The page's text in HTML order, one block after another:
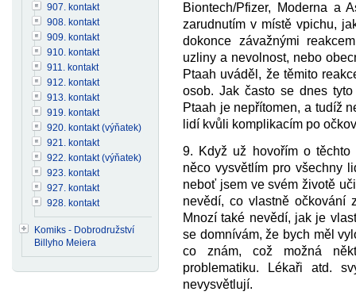
Biontech/Pfizer, Moderna a
zarudnutím v místě vpichu,
dokonce závažnými
uzliny a nevolnost, nebo
Ptaah uváděl, že těmito
osob. Jak často se dnes
Ptaah je nepřítomen, a tudíž
lidí kvůli komplikacím po
9. Když už hovořím o těchto
něco vysvětlím pro všechny
neboť jsem ve svém životě
nevědí, co vlastně očkování
Mnozí také nevědí, jak je
se domnívám, že bych měl
co znám, což možná
problematiku. Lékaři atd.
nevysvětlují.
907. kontakt
908. kontakt
909. kontakt
910. kontakt
911. kontakt
912. kontakt
913. kontakt
919. kontakt
920. kontakt (výňatek)
921. kontakt
922. kontakt (výňatek)
923. kontakt
927. kontakt
928. kontakt
Komiks - Dobrodružství
Billyho Meiera